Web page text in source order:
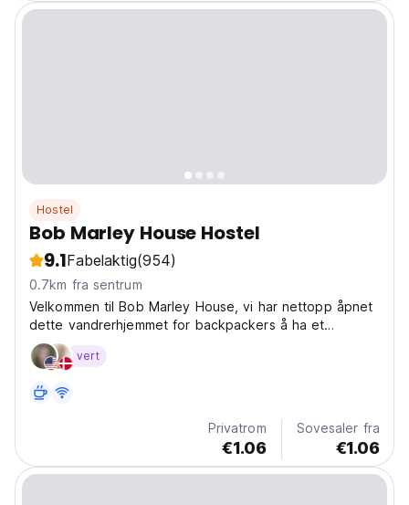
Hostel
Bob Marley House Hostel
9.1Fabelaktig(954)
0.7km fra sentrum
Velkommen til Bob Marley House, vi har nettopp åpnet
dette vandrerhjemmet for backpackers å ha et
hyggelig opphold med rene og komfortable senger.
Sengetøy, håndklær, såpe og toalettpapir følger med.
vert
Privatrom
€1.06
Sovesaler fra
€1.06